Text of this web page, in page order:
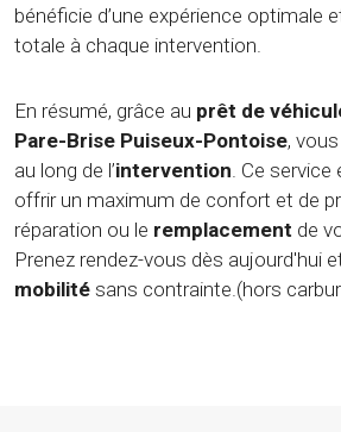
bénéficie d’une expérience optimale
totale à chaque intervention.
En résumé, grâce au prêt de
Pare-Brise Puiseux-Pontoise,
au long de l’intervention. Ce
offrir un maximum de confort et de
réparation ou le remplacement de
Prenez rendez-vous dès aujourd'hui
mobilité sans contrainte.(hors